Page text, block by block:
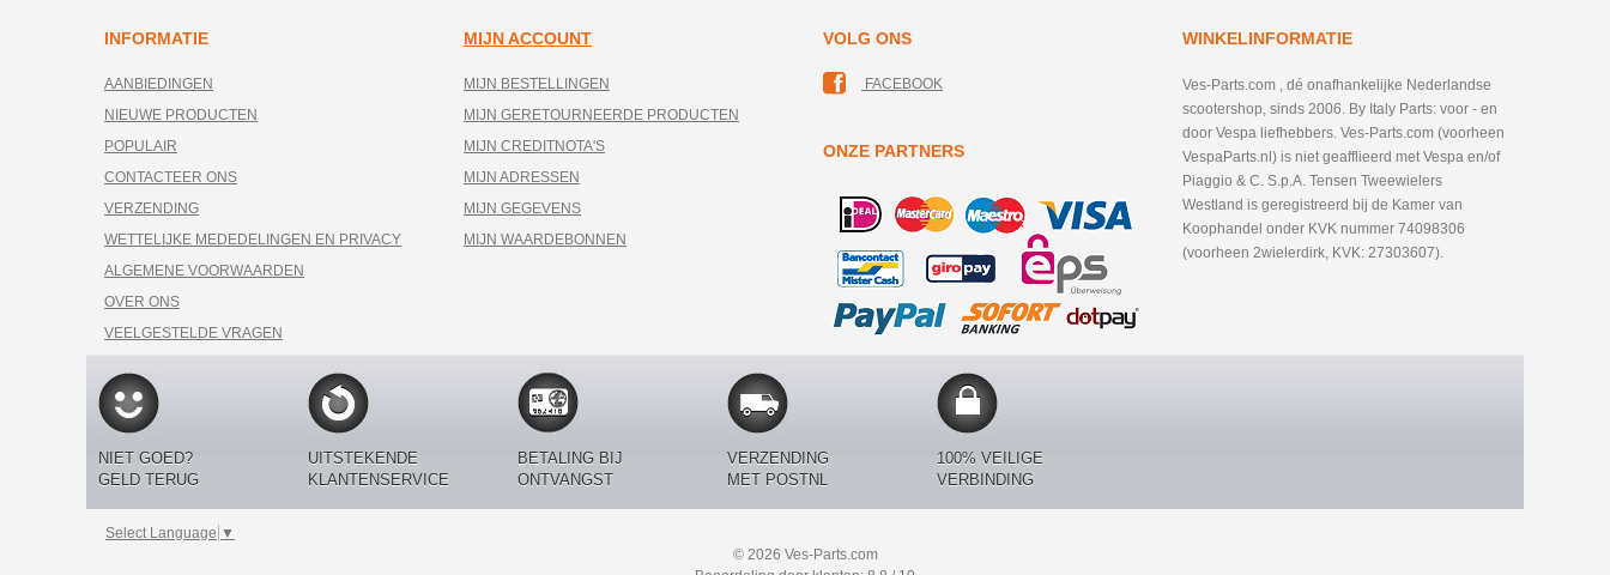
INFORMATIE
AANBIEDINGEN
NIEUWE PRODUCTEN
POPULAIR
CONTACTEER ONS
VERZENDING
WETTELIJKE MEDEDELINGEN EN PRIVACY
ALGEMENE VOORWAARDEN
OVER ONS
VEELGESTELDE VRAGEN
MIJN ACCOUNT
MIJN BESTELLINGEN
MIJN GERETOURNEERDE PRODUCTEN
MIJN CREDITNOTA'S
MIJN ADRESSEN
MIJN GEGEVENS
MIJN WAARDEBONNEN
VOLG ONS
FACEBOOK
ONZE PARTNERS
WINKELINFORMATIE
Ves-Parts.com , dé onafhankelijke Nederlandse
scootershop, sinds 2006. By Italy Parts: voor - en
door Vespa liefhebbers. Ves-Parts.com (voorheen
VespaParts.nl) is niet geafflieerd met Vespa en/of
Piaggio & C. S.p.A. Tensen Tweewielers
Westland is geregistreerd bij de Kamer van
Koophandel onder KVK nummer 74098306
(voorheen 2wielerdirk, KVK: 27303607).
NIET GOED?
GELD TERUG
UITSTEKENDE
KLANTENSERVICE
BETALING BIJ
ONTVANGST
VERZENDING
MET POSTNL
100% VEILIGE
VERBINDING
Select Language ▼
© 2026 Ves-Parts.com